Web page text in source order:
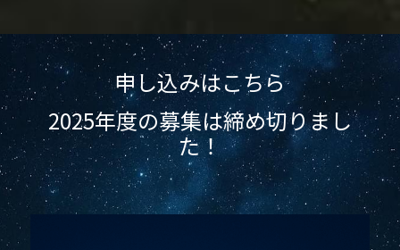
申し込みはこちら
2025年度の募集は締め切りまし
た！